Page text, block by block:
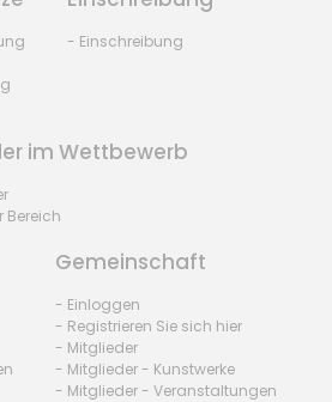
- Einschreibung
im Wettbewerb
Bereich
Gemeinschaft
- Einloggen
- Registrieren Sie sich hier
- Mitglieder
- Mitglieder - Kunstwerke
- Mitglieder - Veranstaltungen